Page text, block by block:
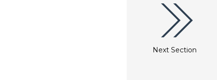
déjeuner, ou le dîner, ou
simplement pour quelque chose
de sucré, comme un gâteau.
Next Section